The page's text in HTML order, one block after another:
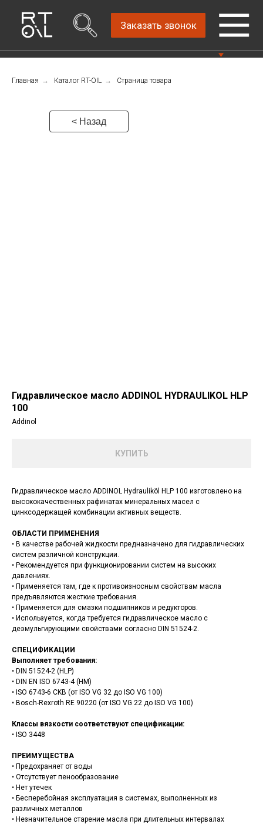
Прямой дистрибьютор
Консультации Пн-Пт: 9.00-18.00
Заказать звонок
4.8
Главная → Каталог RT-OIL → Страница товара
< Назад
Гидравлическое масло ADDINOL HYDRAULIKOL HLP
100
Addinol
КУПИТЬ
Гидравлическое масло ADDINOL Hydrauliköl HLP 100 изготовлено на
высококачественных рафинатах минеральных масел с
цинксодержащей комбинации активных веществ.
ОБЛАСТИ ПРИМЕНЕНИЯ
• В качестве рабочей жидкости предназначено для гидравлических
систем различной конструкции.
• Рекомендуется при функционировании систем на высоких
давлениях.
• Применяется там, где к противоизносным свойствам масла
предъявляются жесткие требования.
• Применяется для смазки подшипников и редукторов.
• Используется, когда требуется гидравлическое масло с
деэмульгирующими свойствами согласно DIN 51524-2.
СПЕЦИФИКАЦИИ
Выполняет требования:
• DIN 51524-2 (HLP)
• DIN EN ISO 6743-4 (HM)
• ISO 6743-6 CKB (от ISO VG 32 до ISO VG 100)
• Bosch-Rexroth RE 90220 (от ISO VG 22 до ISO VG 100)
Классы вязкости соответствуют спецификации:
• ISO 3448
ПРЕИМУЩЕСТВА
• Предохраняет от воды
• Отсутствует пенообразование
• Нет утечек
• Бесперебойная эксплуатация в системах, выполненных из
различных металлов
• Незначительное старение масла при длительных интервалах